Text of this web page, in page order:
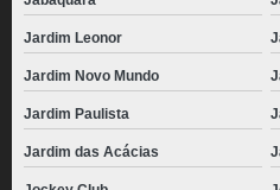
Jardim Leonor
Jardim Novo Mundo
Jardim Paulista
Jardim das Acácias